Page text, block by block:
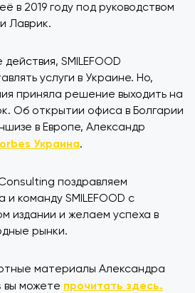
в 2019 году под руководством
Лаврик.
SMILEFOOD
услуги в Украине. Но,
приняла решение выходить на
Об открытии офиса в Болгарии
в Европе, Александр
Украина.
поздравляем
команду SMILEFOOD с
издании и желаем успеха в
рынки.
материалы Александра
вы можете прочитать здесь.